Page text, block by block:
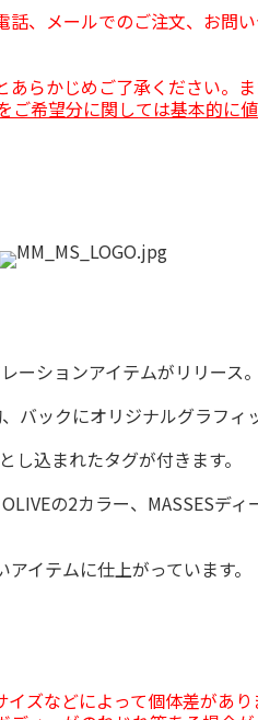
、メールでのご注文、お問
らかじめご了承ください。
ご希望分に関しては基本的に
ーションアイテムがリリース。
バックにオリジナルグラフィ
込まれたタグが付きます。
の2カラー、MASSESデ
イテムに仕上がっています。
ズなどによって個体差があり